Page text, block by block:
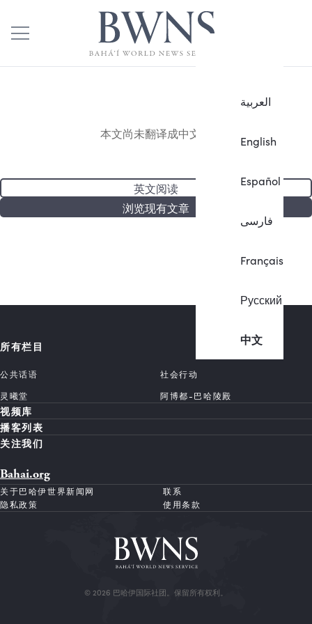
العربية
English
Español
فارسی
Français
Русский
中文
本文尚未翻译成中文。
英文阅读
浏览现有文章
所有栏目
公共话语
社会行动
灵曦堂
阿博都-巴哈陵殿
视频库
播客列表
关注我们
Bahai.org
关于巴哈伊世界新闻网
联系
隐私政策
使用条款
© 2026 巴哈伊国际社团。保留所有权利。